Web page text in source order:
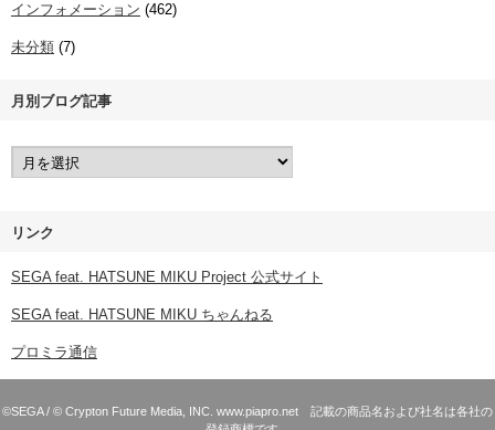
インフォメーション (462)
未分類 (7)
月別ブログ記事
リンク
SEGA feat. HATSUNE MIKU Project 公式サイト
SEGA feat. HATSUNE MIKU ちゃんねる
プロミラ通信
©SEGA / © Crypton Future Media, INC. www.piapro.net 記載の商品名および社名は各社の